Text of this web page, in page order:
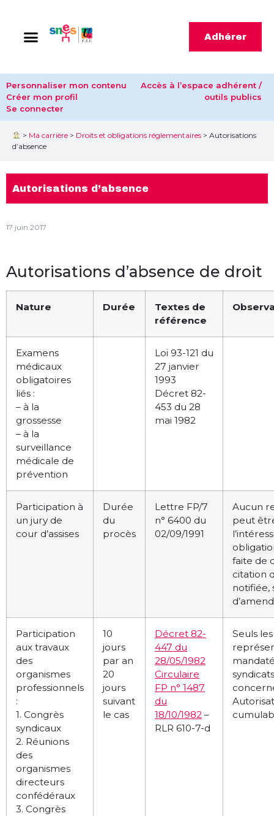
Adhérer
Personnaliser mon contenu
Créer mon profil
Se connecter
Accès à l’espace adhérent /
outils publics
> Ma carrière> Droits et obligations réglementaires> Autorisations
d’absence
Autorisations d’absence
17 juin 2017
Autorisations d’absence de droit
Nature Durée
Textes de
référence
Examens
médicaux
obligatoires
liés :
– à la
grossesse
– à la
surveillance
médicale de
prévention
Loi 93-121 du
27 janvier
1993
Décret 82-
453 du 28
mai 1982
Participation à
un jury de
cour d’assises
Durée
du
procès
Lettre FP/7
n° 6400 du
02/09/1991
Aucun
peut
faite de
citation
notifiée,
Participation
aux travaux
des
organismes
professionnels
:
1. Congrès
syndicaux
2. Réunions
des
organismes
directeurs
confédéraux
3. Congrès
10
jours
par an
20
jours
suivant
le cas
Décret 82-
447 du
28/05/1982
Circulaire
FP n° 1487
du
18/10/1982 –
RLR 610-7-d
Seuls les